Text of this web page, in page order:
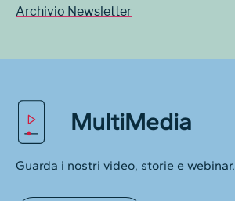
Archivio Newsletter
MultiMedia
Guarda i nostri video, storie e webinar.